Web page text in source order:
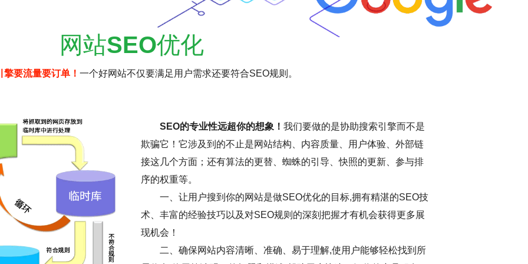
网站SEO优化
擎要流量要订单！ 一个好网站不仅要满足用户需求还要符合SEO规则。
SEO的专业性远超你的想象！ 我们要做的是协助搜索引擎而不是
欺骗它！它涉及到的不止是网站结构、内容质量、用户体验、外部链
接这几个方面；还有算法的更替、蜘蛛的引导、快照的更新、参与排
序的权重等。
一、让用户搜到你的网站是做SEO优化的目标,拥有精湛的SEO技
术、丰富的经验技巧以及对SEO规则的深刻把握才有机会获得更多展
现机会！
二、确保网站内容清晰、准确、易于理解,使用户能够轻松找到所